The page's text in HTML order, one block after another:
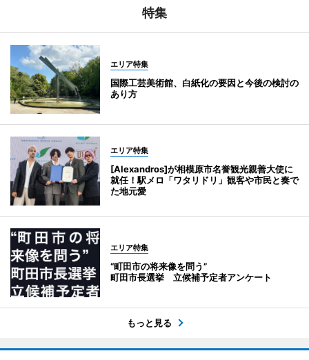
特集
エリア特集
国際工芸美術館、白紙化の要因と今後の検討の
あり方
エリア特集
[Alexandros]が相模原市名誉観光親善大使に
就任！駅メロ「ワタリドリ」観客や市民と奏で
た地元愛
エリア特集
“町田市の将来像を問う”
町田市長選挙 立候補予定者アンケート
もっと見る